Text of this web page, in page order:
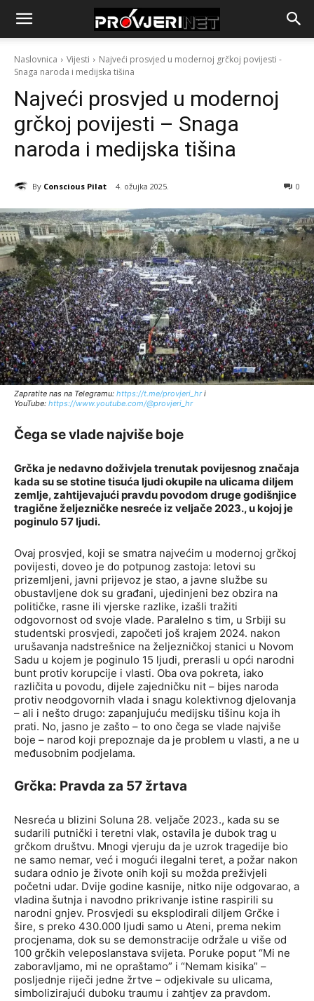
Naslovnica Vijesti
Najveći prosvjed u modernoj grčkoj povijesti -
Snaga naroda i medijska tišina
Najveći prosvjed u modernoj
grčkoj povijesti – Snaga
naroda i medijska tišina
By Conscious Pilat 4. ožujka 2025. 0
Zapratite nas na Telegramu: https://t.me/provjeri_hri
YouTube: https://www.youtube.com/@provjeri_hr
Čega se vlade najviše boje
Grčka je nedavno doživjela trenutak povijesnog značaja
kada su se stotine tisuća ljudi okupile na ulicama diljem
zemlje, zahtijevajući pravdu povodom druge godišnjice
tragične željezničke nesreće iz veljače 2023., u kojoj je
poginulo 57 ljudi.
Ovaj prosvjed, koji se smatra najvećim u modernoj grčkoj
povijesti, doveo je do potpunog zastoja: letovi su
prizemljeni, javni prijevoz je stao, a javne službe su
obustavljene dok su građani, ujedinjeni bez obzira na
političke, rasne ili vjerske razlike, izašli tražiti
odgovornost od svoje vlade. Paralelno s tim, u Srbiji su
studentski prosvjedi, započeti još krajem 2024. nakon
urušavanja nadstrešnice na željezničkoj stanici u Novom
Sadu u kojem je poginulo 15 ljudi, prerasli u opći narodni
bunt protiv korupcije i vlasti. Oba ova pokreta, iako
različita u povodu, dijele zajedničku nit – bijes naroda
protiv neodgovornih vlada i snagu kolektivnog djelovanja
– ali i nešto drugo: zapanjujuću medijsku tišinu koja ih
prati. No, jasno je zašto – to ono čega se vlade najviše
boje – narod koji prepoznaje da je problem u vlasti, a ne u
međusobnim podjelama.
Grčka: Pravda za 57 žrtava
Nesreća u blizini Soluna 28. veljače 2023., kada su se
sudarili putnički i teretni vlak, ostavila je dubok trag u
grčkom društvu. Mnogi vjeruju da je uzrok tragedije bio
ne samo nemar, već i mogući ilegalni teret, a požar nakon
sudara odnio je živote onih koji su možda preživjeli
početni udar. Dvije godine kasnije, nitko nije odgovarao, a
vladina šutnja i navodno prikrivanje istine raspirili su
narodni gnjev. Prosvjedi su eksplodirali diljem Grčke i
šire, s preko 430.000 ljudi samo u Ateni, prema nekim
procjenama, dok su se demonstracije održale u više od
100 grčkih veleposlanstava svijeta. Poruke poput “Mi ne
zaboravljamo, mi ne opraštamo” i “Nemam kisika” –
posljednje riječi jedne žrtve – odjekivale su ulicama,
simbolizirajući duboku traumu i zahtjev za pravdom.